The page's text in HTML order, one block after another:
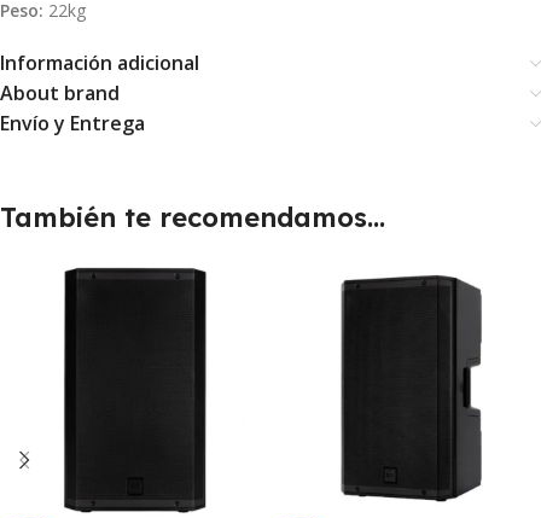
Peso: 22kg
Información adicional
About brand
Envío y Entrega
También te recomendamos…